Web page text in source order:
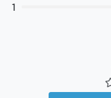
1